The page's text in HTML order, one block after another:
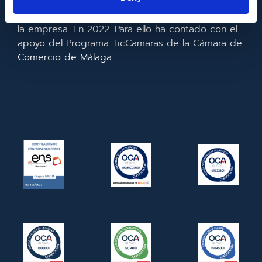
mejora de la competitividad y productividad de
la empresa. En 2022. Para ello ha contado con el
apoyo del Programa TicCamaras de la Cámara de
Comercio de Málaga.